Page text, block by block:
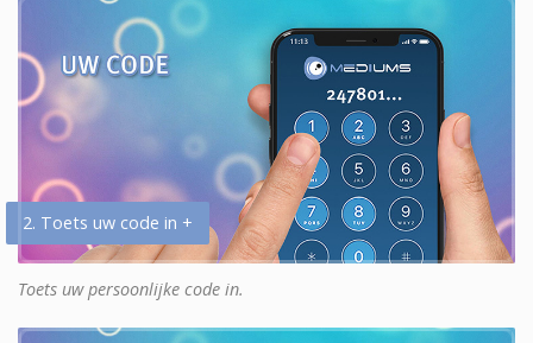
2. Toets uw code in +
Toets uw persoonlijke code in.